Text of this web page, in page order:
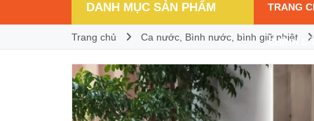
DANH MỤC SẢN PHẨM TRANG
CHÍNH
Trang chủ Ca nước, Bình nước, bình giữ nhiệt